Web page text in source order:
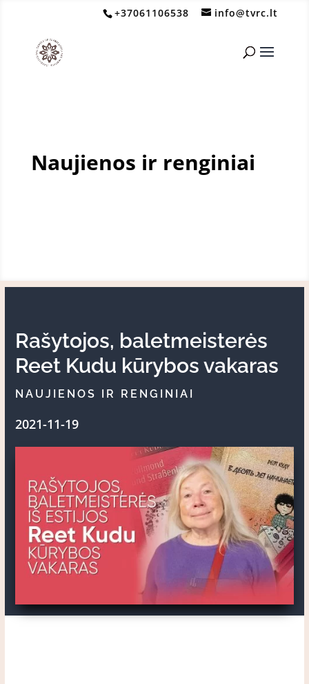
+37061106538 info@tvrc.lt
Naujienos ir renginiai
Rašytojos, baletmeisterės
Reet Kudu kūrybos vakaras
NAUJIENOS IR RENGINIAI
2021-11-19